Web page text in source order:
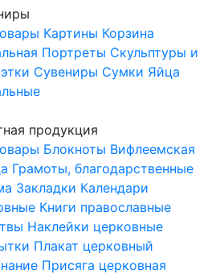
Картины Корзина
Портреты Скульптуры и
Сувениры Сумки Яйца
продукция
Блокноты Вифлеемская
Грамоты, благодарственные
Закладки Календари
Книги православные
Наклейки церковные
Плакат церковный
Присяга церковная